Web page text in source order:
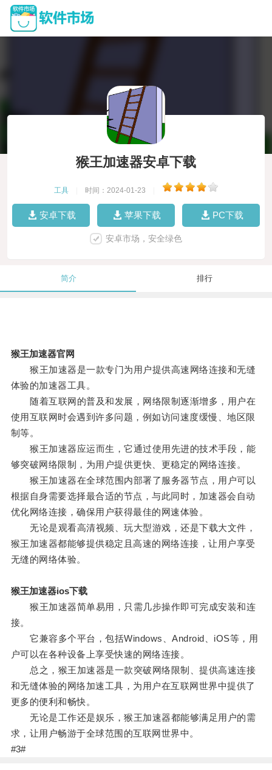
猴王加速器安卓下载
工具 时间：2024-01-23
安卓下载 苹果下载 PC下载
安卓市场，安全绿色
简介 排行
猴王加速器官网
猴王加速器是一款专门为用户提供高速网络连接和无缝
体验的加速器工具。
随着互联网的普及和发展，网络限制逐渐增多，用户在
使用互联网时会遇到许多问题，例如访问速度缓慢、地区限
制等。
猴王加速器应运而生，它通过使用先进的技术手段，能
够突破网络限制，为用户提供更快、更稳定的网络连接。
猴王加速器在全球范围内部署了服务器节点，用户可以
根据自身需要选择最合适的节点，与此同时，加速器会自动
优化网络连接，确保用户获得最佳的网速体验。
无论是观看高清视频、玩大型游戏，还是下载大文件，
猴王加速器都能够提供稳定且高速的网络连接，让用户享受
无缝的网络体验。
猴王加速器ios下载
猴王加速器简单易用，只需几步操作即可完成安装和连
接。
它兼容多个平台，包括Windows、Android、iOS等，用
户可以在各种设备上享受快速的网络连接。
总之，猴王加速器是一款突破网络限制、提供高速连接
和无缝体验的网络加速工具，为用户在互联网世界中提供了
更多的便利和畅快。
无论是工作还是娱乐，猴王加速器都能够满足用户的需
求，让用户畅游于全球范围的互联网世界中。
#3#